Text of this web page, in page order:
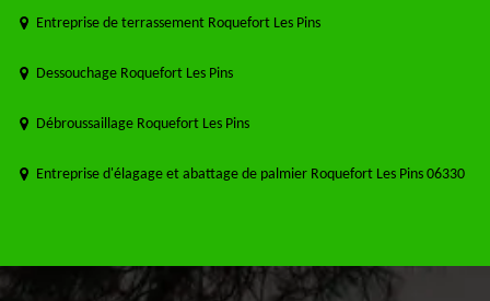
Entreprise de terrassement Roquefort Les Pins
Dessouchage Roquefort Les Pins
Débroussaillage Roquefort Les Pins
Entreprise d'élagage et abattage de palmier Roquefort Les Pins 06330